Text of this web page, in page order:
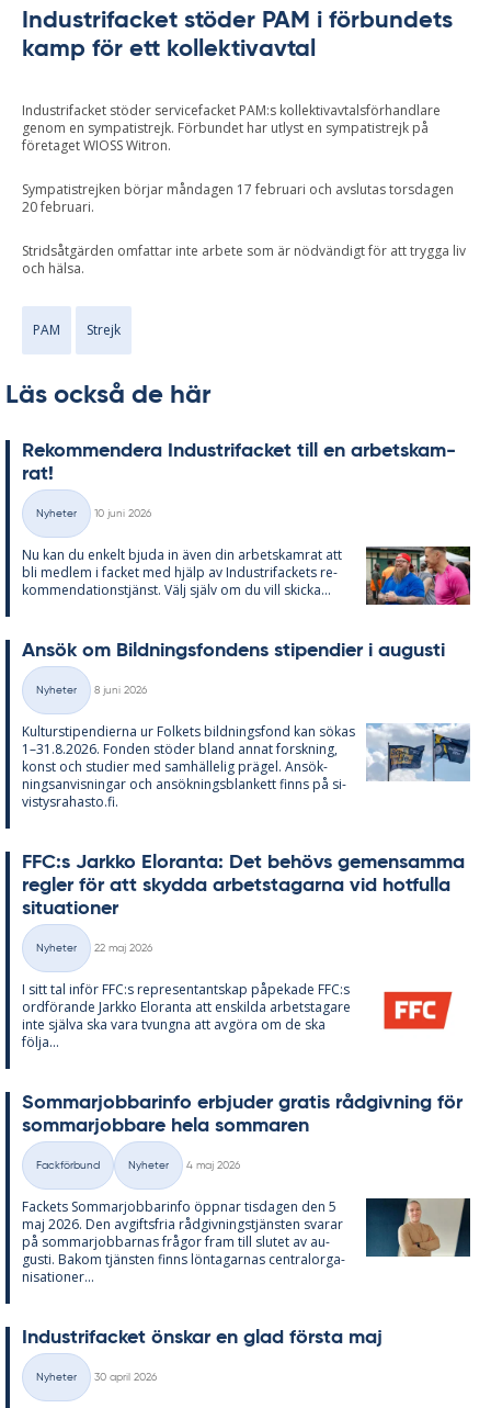
Industrifacket stöder PAM i förbundets
kamp för ett kollektivavtal
Industrifacket stöder servicefacket PAM:s kollektivavtalsförhandlare
genom en sympatistrejk. Förbundet har utlyst en sympatistrejk på
företaget WIOSS Witron.
Sympatistrejken börjar måndagen 17 februari och avslutas torsdagen
20 februari.
Stridsåtgärden omfattar inte arbete som är nödvändigt för att trygga liv
och hälsa.
PAM Strejk
Läs också de här
Re­kom­men­de­ra In­du­stri­fac­ket till en ar­bets­kam­
rat!
Kategorier
Nyheter
10 juni 2026
Nu kan du en­kelt bju­da in även din ar­bets­kam­rat att
bli med­lem i fac­ket med hjälp av In­du­stri­fac­kets re­
kom­men­da­tions­tjänst. Välj själv om du vill skic­ka...
An­sök om Bild­nings­fon­dens sti­pen­di­er i au­gusti
Kategorier
Nyheter
8 juni 2026
Kul­tursti­pen­di­er­na ur Fol­kets bild­nings­fond kan sö­kas
1–31.8.2026. Fon­den stö­der bland an­nat forsk­ning,
konst och stu­di­er med sam­häl­le­lig prä­gel. An­sök­
nings­an­vis­ning­ar och an­sök­nings­blan­kett fin­ns på si­
vis­tys­ra­has­to.fi.
FFC:s Jark­ko Elo­ran­ta: Det be­hö­vs ge­men­sam­ma
reg­ler för att skyd­da ar­bets­ta­gar­na vid hot­ful­la
si­tu­a­tio­ner
Kategorier
Nyheter
22 maj 2026
I sitt tal in­för FFC:s re­pre­sen­tant­skap på­pe­ka­de FFC:s
ord­fö­ran­de Jark­ko Elo­ran­ta att en­skil­da ar­bets­ta­ga­re
inte själva ska vara tvung­na att av­gö­ra om de ska
följa...
Som­mar­job­ba­rin­fo er­bju­der gra­tis råd­giv­ning för
som­mar­job­ba­re hela som­ma­ren
Kategorier
Fackförbund Nyheter
4 maj 2026
Fac­kets Som­mar­job­ba­rin­fo öpp­nar tis­da­gen den 5
maj 2026. Den av­gifts­fria råd­giv­nings­tjäns­ten sva­rar
på som­mar­job­bar­nas frå­gor fram till slu­tet av au­
gusti. Bakom tjäns­ten fin­ns lön­ta­gar­nas cen­tral­or­ga­
ni­sa­tio­ner...
In­du­stri­fac­ket öns­kar en glad förs­ta maj
Kategorier
Nyheter
30 april 2026